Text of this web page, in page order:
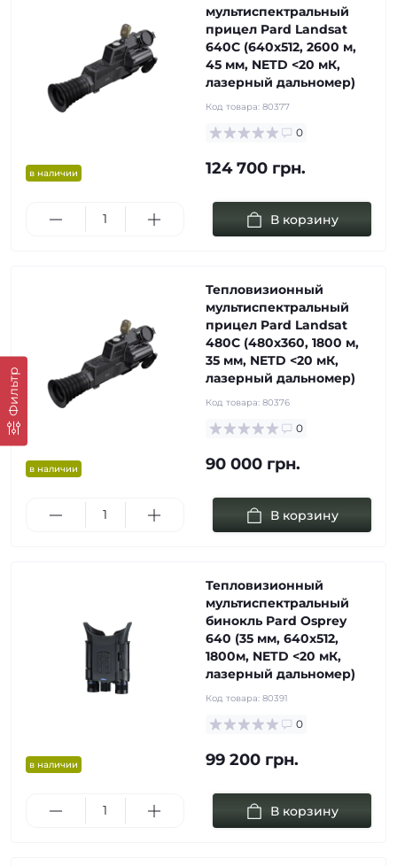
Фильтр
в наличии
мультиспектральный
прицел Pard Landsat
640C (640х512, 2600 м,
45 мм, NETD <20 мК,
лазерный дальномер)
Код товара: 80377
0
124 700 грн.
В корзину
в наличии
Тепловизионный
мультиспектральный
прицел Pard Landsat
480C (480х360, 1800 м,
35 мм, NETD <20 мК,
лазерный дальномер)
Код товара: 80376
0
90 000 грн.
В корзину
в наличии
Тепловизионный
мультиспектральный
бинокль Pard Osprey
640 (35 мм, 640х512,
1800м, NETD <20 мК,
лазерный дальномер)
Код товара: 80391
0
99 200 грн.
В корзину